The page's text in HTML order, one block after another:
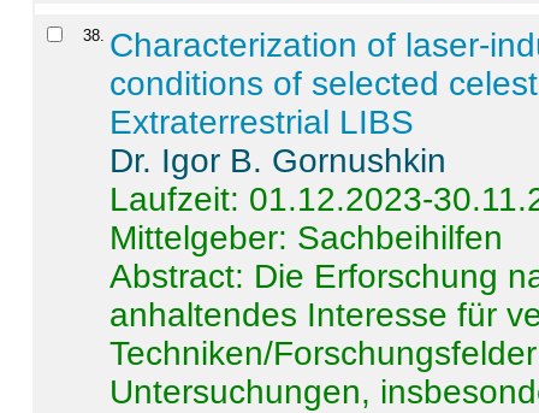
38. Characterization of laser-
conditions of selected
Extraterrestrial LIBS
Dr. Igor B. Gornushkin
Laufzeit: 01.12.2023-
Mittelgeber: Sachbeihilfen
Abstract: Die Erforschung
anhaltendes Interesse für
Techniken/
Untersuchungen,